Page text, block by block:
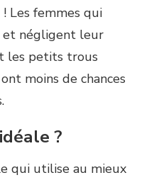
! Les femmes qui
et négligent leur
les petits trous
moins de chances
?
qui utilise au mieux